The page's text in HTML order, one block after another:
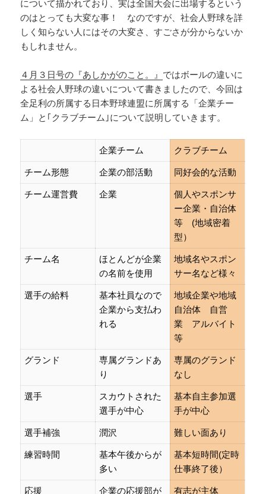
について描かれており、実は全国大会に出場するという
のはとっても大変な事！ なのですが、社会人野球を詳
しく知らない人にはその大変さ、すごさが分からないか
もしれません。
４月３日号の『あしかがのこと。』 ではボールの違いに
よる社会人野球の違いについて書きましたので、今回は
全足利の所属する日本野球連盟に所属する「企業チー
ム」と｢クラブチーム｣について説明していきます。
企業チーム クラブチーム
チーム形態 企業の部活動 同好会的な活動
チーム運営費 企業
個人やスポンサ
ー企業・自治体
等 (地域密着
型）
チーム名
ほとんどが企業
の名前を使用
地域名やスポン
サー名など様々
選手の給料
基本社員なので
企業から支払わ
れる
地域企業や地域
自治体 自営
業 アルバイト
等
グランド
専属グランドあ
り
専属のグランド
なし
選手
スカウトされた
選手が中心
基本自主参加選
手が中心
選手補強 潤沢 難しい面あり
練習時間
基本午後からが
多い
基本短時間(定時
仕事終了後）
応援 企業の応援部が 有志が主体